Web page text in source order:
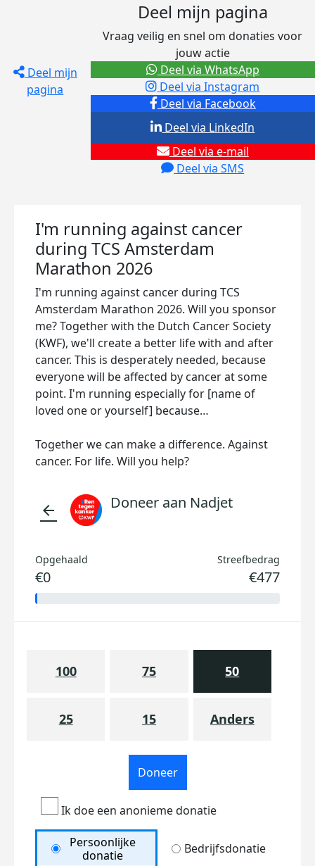
Deel mijn
pagina
Deel mijn pagina
Vraag veilig en snel om donaties voor
jouw actie
Deel via Facebook
Deel via Instagram
Deel via e-mail
Deel via SMS
Deel via LinkedIn
Deel via WhatsApp
I'm running against cancer
during TCS Amsterdam
Marathon 2026
I'm running against cancer during TCS
Amsterdam Marathon 2026. Will you sponsor
me? Together with the Dutch Cancer Society
(KWF), we'll create a better life with and after
cancer. This is desperately needed, because
everyone will be affected by cancer at some
point. I'm running especially for [name of
loved one or yourself] because…
Together we can make a difference. Against
cancer. For life. Will you help?
arrow_back Doneer aan Nadjet
Opgehaald
€0
Streefbedrag
€477
100 75 50
25 15 Anders
Doneer
Ik doe een anonieme donatie
Persoonlijke
donatie
Bedrijfsdonatie